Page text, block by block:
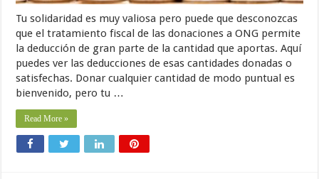
Tu solidaridad es muy valiosa pero puede que desconozcas
que el tratamiento fiscal de las donaciones a ONG permite
la deducción de gran parte de la cantidad que aportas. Aquí
puedes ver las deducciones de esas cantidades donadas o
satisfechas. Donar cualquier cantidad de modo puntual es
bienvenido, pero tu …
Read More »